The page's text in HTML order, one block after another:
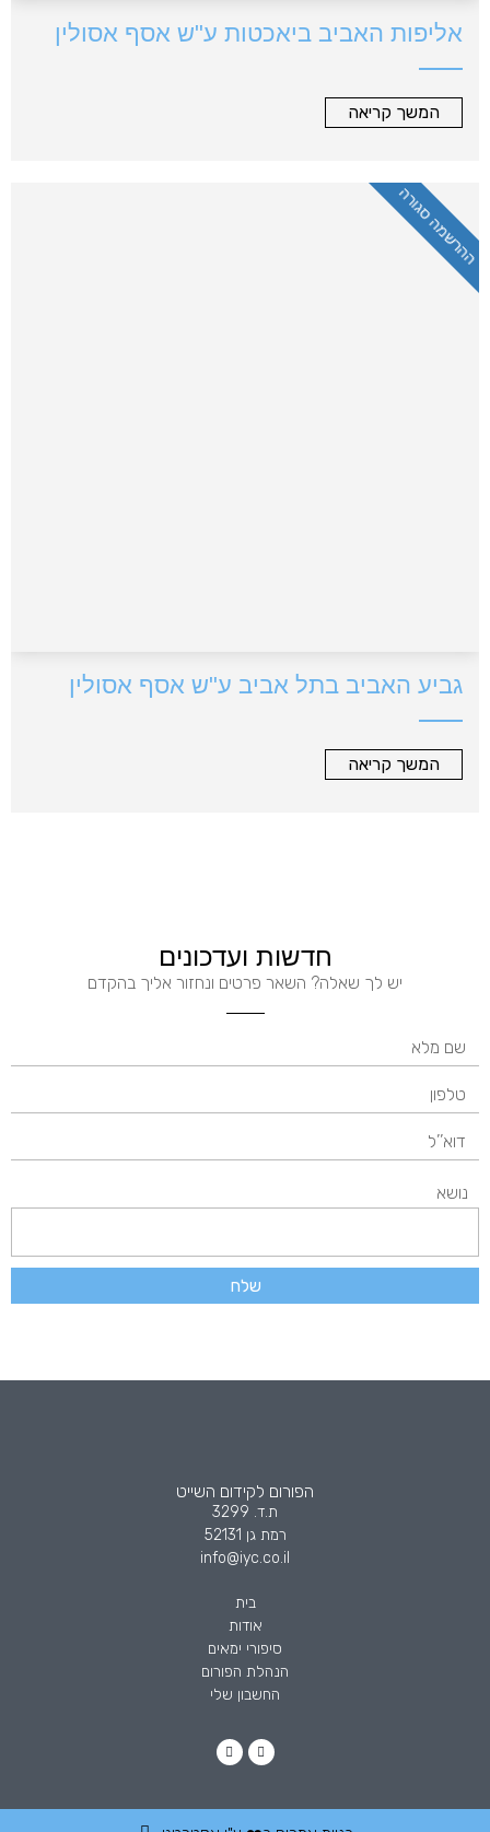
אליפות האביב ביאכטות ע"ש אסף אסולין
המשך קריאה
ההרשמה סגורה
גביע האביב בתל אביב ע"ש אסף אסולין
המשך קריאה
חדשות ועדכונים
יש לך שאלה? השאר פרטים ונחזור אליך בהקדם
נושא
שלח
הפורום לקידום השייט
ת.ד. 3299
רמת גן 52131
info@iyc.co.il
בית
אודות
סיפורי ימאים
הנהלת הפורום
החשבון שלי